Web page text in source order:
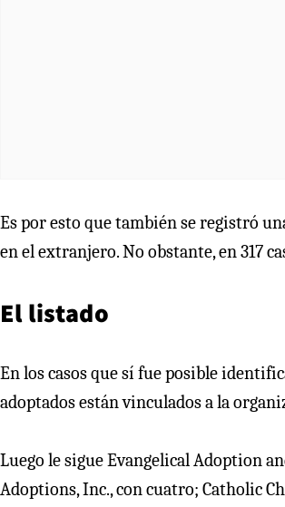
Es por esto que también se registró
en el extranjero. No obstante, en 317
El listado
En los casos que sí fue posible
adoptados están vinculados a la
Luego le sigue Evangelical Adoption
Adoptions, Inc., con cuatro; Catholic